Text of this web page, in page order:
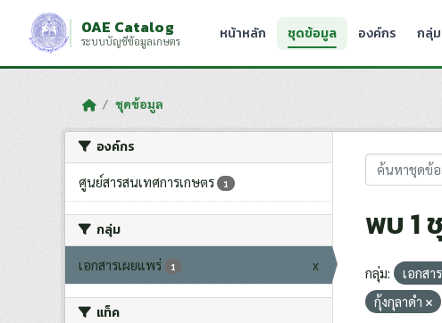
Skip to main content
OAE Catalog
ระบบบัญชีข้อมูลเกษตร หน้าหลัก ชุดข้อมูล องค์กร กลุ่ม
ชุดข้อมูล
องค์กร
ศูนย์สารสนเทศการเกษตร 1
กลุ่ม
เอกสารเผยแพร่ 1 x
แท็ค
พบ 1
กลุ่ม: เอกสา
กุ้งกุลาดำ